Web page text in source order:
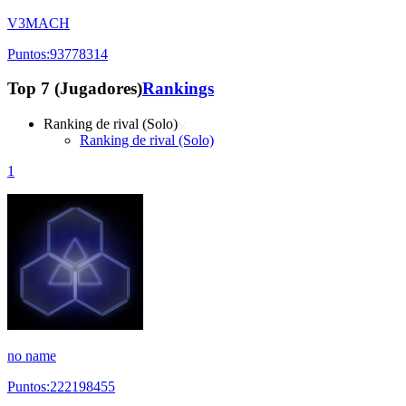
V3MACH
Puntos:93778314
Top 7 (Jugadores)Rankings
Ranking de rival (Solo)
Ranking de rival (Solo)
1
no name
Puntos:222198455